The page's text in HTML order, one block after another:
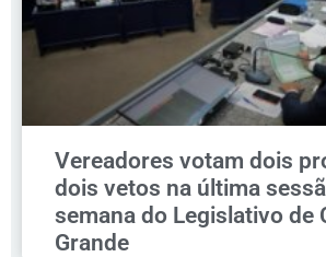
Vereadores votam dois
dois vetos na última
semana do Legislativo de
Grande